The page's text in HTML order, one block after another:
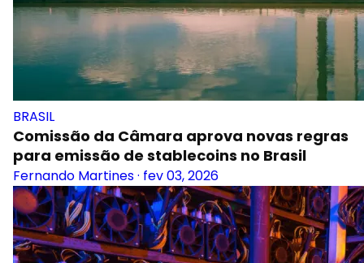
BRASIL
Comissão da Câmara aprova novas regras
para emissão de stablecoins no Brasil
Fernando Martines· fev 03, 2026